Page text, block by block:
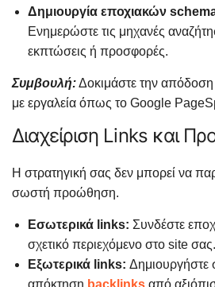
Δημιουργία εποχιακών
Ενημερώστε τις μηχανές
εκπτώσεις ή προσφορές.
Συμβουλή:Δοκιμάστε την απόδοση
με εργαλεία όπως το Google
Διαχείριση Links και
Η στρατηγική σας δεν μπορεί να
σωστή προώθηση.
Εσωτερικά links: Συνδέστε
σχετικό περιεχόμενο στο site σας.
Εξωτερικά links: Δημιουργήστε
απόκτηση backlinks από